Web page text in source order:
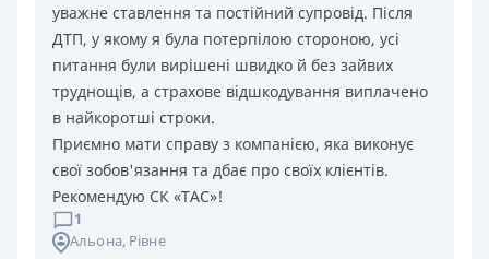
уважне ставлення та постійний супровід. Після
ДТП, у якому я була потерпілою стороною, усі
питання були вирішені швидко й без зайвих
труднощів, а страхове відшкодування виплачено
в найкоротші строки.
Приємно мати справу з компанією, яка виконує
свої зобов'язання та дбає про своїх клієнтів.
Рекомендую СК «ТАС»!
1
Альона, Рівне